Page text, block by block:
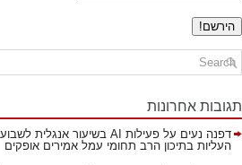
תגובות אחרונות
דפנה נעים על
פעילות AI בשיעור אנגלית לשבוע
העליות בתיכון הרב תחומי עמל אמירים אופקים